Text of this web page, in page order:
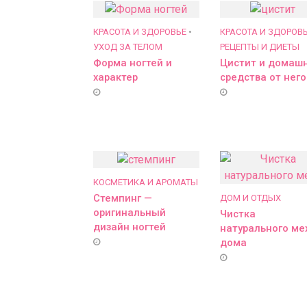
КРАСОТА И ЗДОРОВЬЕ •
УХОД ЗА ТЕЛОМ
Форма ногтей и
характер
КРАСОТА И
РЕЦЕПТЫ И ДИЕТЫ
Цистит и
средства от него
КОСМЕТИКА И АРОМАТЫ
Стемпинг —
оригинальный
дизайн ногтей
ДОМ И ОТДЫХ
Чистка
натурального
дома